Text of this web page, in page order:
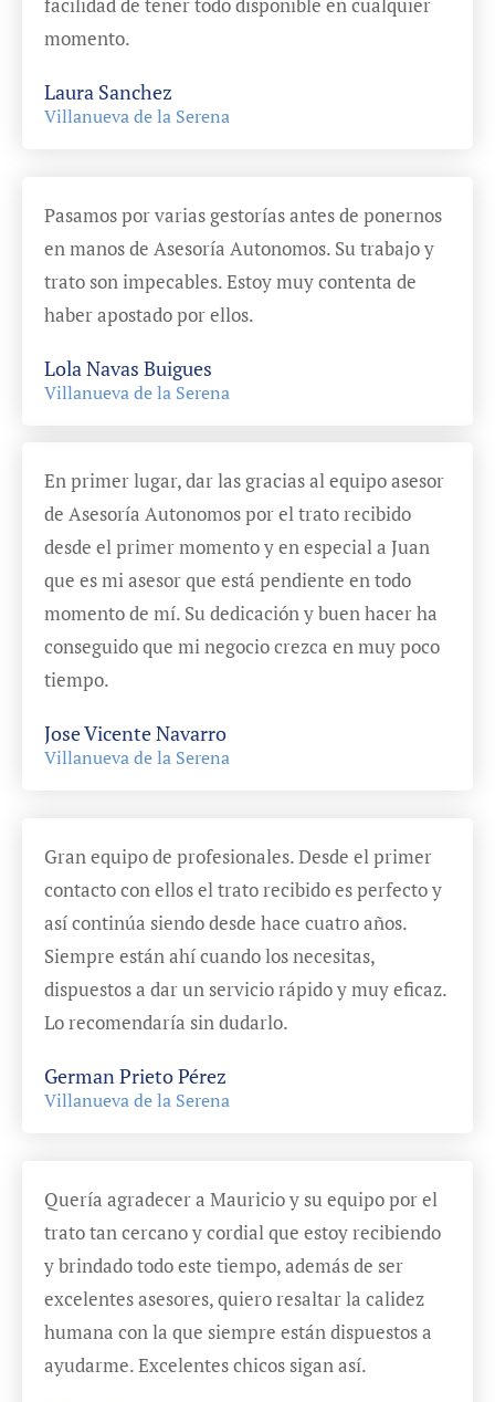
momento.
Laura Sanchez
Villanueva de la Serena
Pasamos por varias gestorías antes de ponernos
en manos de Asesoría Autonomos. Su trabajo y
trato son impecables. Estoy muy contenta de
haber apostado por ellos.
Lola Navas Buigues
Villanueva de la Serena
En primer lugar, dar las gracias al equipo asesor
de Asesoría Autonomos por el trato recibido
desde el primer momento y en especial a Juan
que es mi asesor que está pendiente en todo
momento de mí. Su dedicación y buen hacer ha
conseguido que mi negocio crezca en muy poco
tiempo.
Jose Vicente Navarro
Villanueva de la Serena
Gran equipo de profesionales. Desde el primer
contacto con ellos el trato recibido es perfecto y
así continúa siendo desde hace cuatro años.
Siempre están ahí cuando los necesitas,
dispuestos a dar un servicio rápido y muy eficaz.
Lo recomendaría sin dudarlo.
German Prieto Pérez
Villanueva de la Serena
Quería agradecer a Mauricio y su equipo por el
trato tan cercano y cordial que estoy recibiendo
y brindado todo este tiempo, además de ser
excelentes asesores, quiero resaltar la calidez
humana con la que siempre están dispuestos a
ayudarme. Excelentes chicos sigan así.